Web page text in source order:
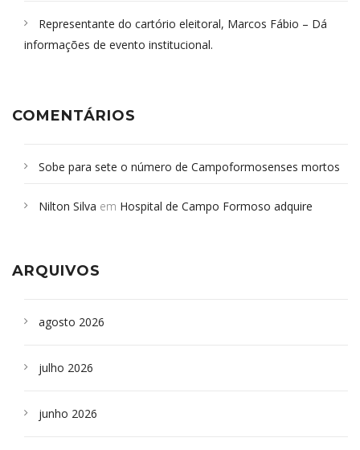
Representante do cartório eleitoral, Marcos Fábio – Dá
informações de evento institucional.
COMENTÁRIOS
Sobe para sete o número de Campoformosenses mortos
Campoformosenses que morreram em desabamentos são
Nilton Silva em Hospital de Campo Formoso adquire
ARQUIVOS
agosto 2026
julho 2026
junho 2026